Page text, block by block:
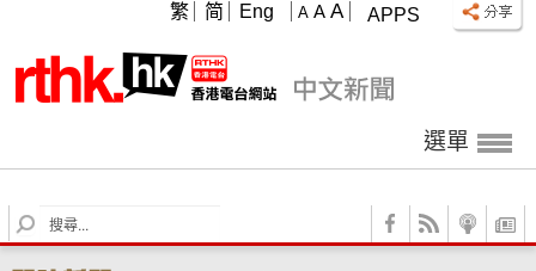
APPS
A A A
繁 简 Eng
選單
S
e